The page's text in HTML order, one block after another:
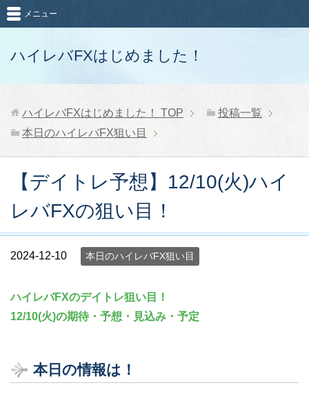
ハイレバFXはじめました！
メニュー
ハイレバFXはじめました！ TOP
投稿一覧
本日のハイレバFX狙い目
【デイトレ予想】12/10(火)ハイ
レバFXの狙い目！
2024-12-10 本日のハイレバFX狙い目
ハイレバFXのデイトレ狙い目！
12/10(火)の期待・予想・見込み・予定
本日の情報は！